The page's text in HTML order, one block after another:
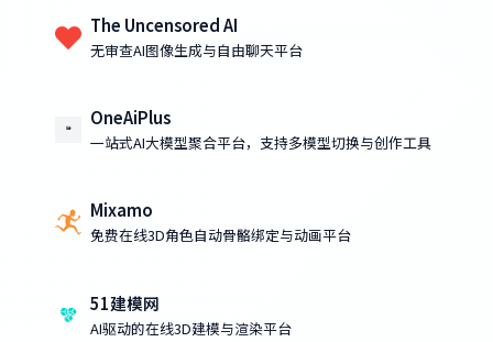
The Uncensored AI
无审查AI图像生成与自由聊天平台
OneAiPlus
一站式AI大模型聚合平台，支持多模型切换与创作工具
Mixamo
免费在线3D角色自动骨骼绑定与动画平台
51建模网
AI驱动的在线3D建模与渲染平台